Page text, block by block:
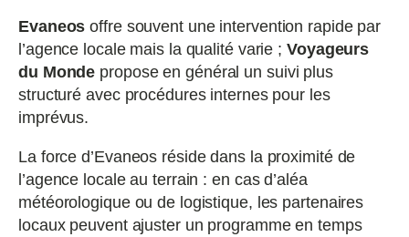
Evaneos offre souvent une intervention rapide par
l’agence locale mais la qualité varie ; Voyageurs
du Monde propose en général un suivi plus
structuré avec procédures internes pour les
imprévus.
La force d’Evaneos réside dans la proximité de
l’agence locale au terrain : en cas d’aléa
météorologique ou de logistique, les partenaires
locaux peuvent ajuster un programme en temps